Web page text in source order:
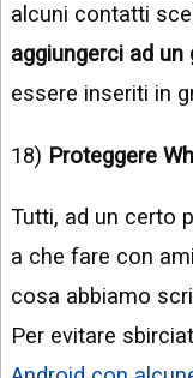
alcuni contatti
aggiungerci ad un
essere inseriti in
18) Proteggere
Tutti, ad un certo
a che fare con
cosa abbiamo
Per evitare